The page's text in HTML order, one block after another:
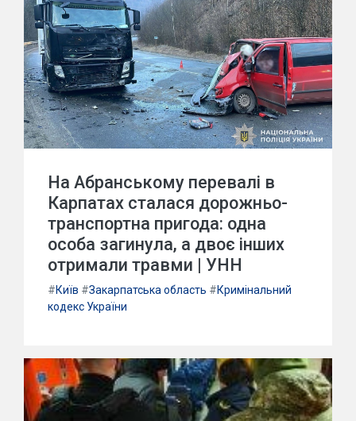
На Абранському перевалі в
Карпатах сталася дорожньо-
транспортна пригода: одна
особа загинула, а двоє інших
отримали травми | УНН
#Київ #Закарпатська область #Кримінальний
кодекс України